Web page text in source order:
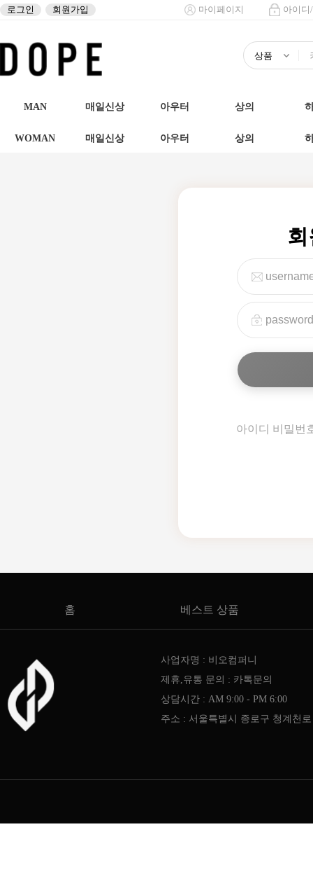
로그인 회원가입 마이페이지 아이디
MAN 매일신상 아우터 상의
WOMAN 매일신상 아우터 상의
아이디 비밀번
홈 베스트 상품
사업자명 : 비오컴퍼니
제휴,유통 문의 : 카톡문의
상담시간 : AM 9:00 - PM 6:00
주소 : 서울특별시 종로구 청계천로